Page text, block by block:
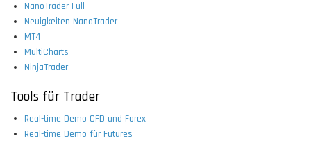
NanoTrader Full
Neuigkeiten NanoTrader
MT4
MultiCharts
NinjaTrader
Tools für Trader
Real-time Demo CFD und Forex
Real-time Demo für Futures